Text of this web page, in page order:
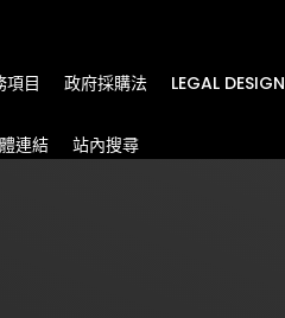
項目 政府採購法 LEGAL DESIGN
連結 站內搜尋